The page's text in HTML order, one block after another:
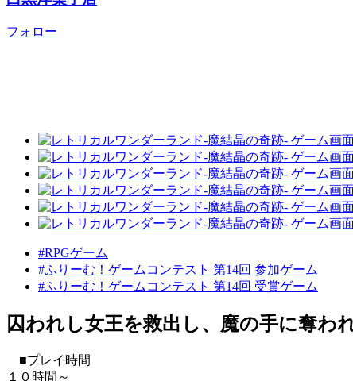
フォロー
#RPGゲーム
#ふりーむ！ゲームコンテスト 第14回 参加ゲーム
#ふりーむ！ゲームコンテスト 第14回 受賞ゲーム
囚われし女王を救出し、魔の手に奪わ
■プレイ時間
１０時間～